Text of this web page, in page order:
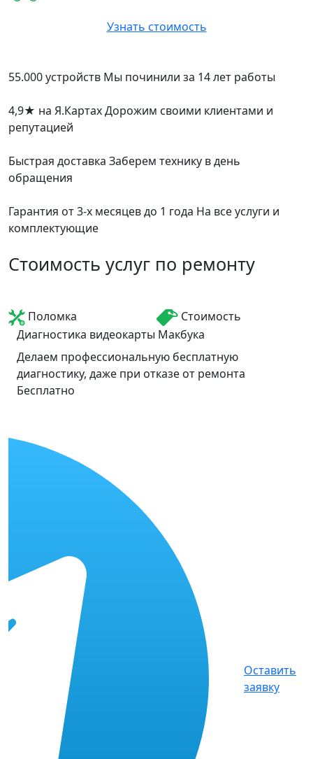
Узнать стоимость
55.000 устройств Мы починили за 14 лет работы
4,9★ на Я.КартахДорожим своими клиентами и
репутацией
Быстрая доставка Заберем технику в день
обращения
Гарантия от 3-х месяцев до 1 года На все услуги и
комплектующие
Стоимость услуг по ремонту
Поломка
Стоимость
Диагностика видеокарты Макбука
Делаем профессиональную бесплатную
диагностику, даже при отказе от ремонта
Бесплатно
Оставить
заявку